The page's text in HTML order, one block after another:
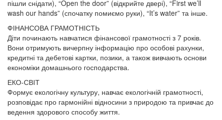
пішли снідати), “Open the door” (відкрийте двері), “First we’ll
wash our hands” (спочатку помиємо руки), “It’s water” та інше.
ФІНАНСОВА ГРАМОТНІСТЬ
Діти починають навчатися фінансової грамотності з 7 років.
Вони отримують вичерпну інформацію про особові рахунки,
кредитні та дебетові картки, позики, а також вивчають основи
економіки домашнього господарства.
ЕКО-СВІТ
Формує екологічну культуру, навчає екологічній грамотності,
розповідає про гармонійні відносини з природою та привчає до
ведення здорового способу життя.